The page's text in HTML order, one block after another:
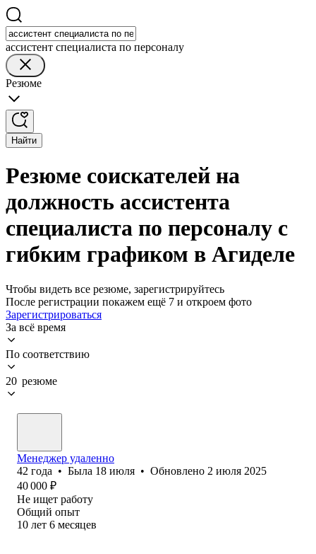
ассистент специалиста по персоналу
Резюме
Найти
Резюме соискателей на
должность ассистента
специалиста по персоналу с
гибким графиком в Агиделе
Чтобы видеть все резюме, зарегистрируйтесь
После регистрации покажем ещё 7 и откроем фото
Зарегистрироваться
За всё время
По соответствию
20 резюме
Менеджер удаленно
42 года • Была 18 июля • Обновлено 2 июля 2025
40 000 ₽
Не ищет работу
Общий опыт
10 лет 6 месяцев